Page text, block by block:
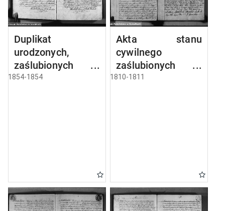
Duplikat
urodzonych,
zaślubionych i
umarłych parafii
1854-1854
Akta stanu
cywilnego
zaślubionych w
gminie
1810-1811